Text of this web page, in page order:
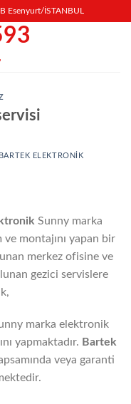
Esenyurt/İSTANBUL
BARTEK ELEKTRONIK
Sunny marka
ve montajını yapan bir
merkez ofisine ve
gezici servislere
marka elektronik
yapmaktadır. Bartek
veya garanti